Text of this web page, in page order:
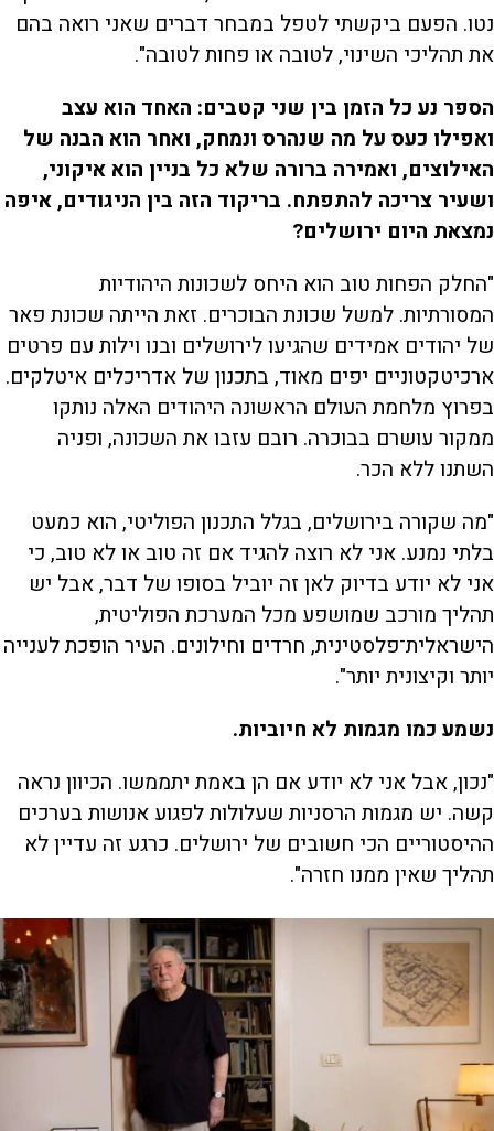
נטו. הפעם ביקשתי לטפל במבחר דברים שאני רואה בהם
את תהליכי השינוי, לטובה או פחות לטובה".
הספר נע כל הזמן בין שני קטבים: האחד הוא עצב
ואפילו כעס על מה שנהרס ונמחק, ואחר הוא הבנה של
האילוצים, ואמירה ברורה שלא כל בניין הוא איקוני,
ושעיר צריכה להתפתח. בריקוד הזה בין הניגודים, איפה
נמצאת היום ירושלים?
"החלק הפחות טוב הוא היחס לשכונות היהודיות
המסורתיות. למשל שכונת הבוכרים. זאת הייתה שכונת פאר
של יהודים אמידים שהגיעו לירושלים ובנו וילות עם פרטים
ארכיטקטוניים יפים מאוד, בתכנון של אדריכלים איטלקים.
בפרוץ מלחמת העולם הראשונה היהודים האלה נותקו
ממקור עושרם בבוכרה. רובם עזבו את השכונה, ופניה
השתנו ללא הכר.
"מה שקורה בירושלים, בגלל התכנון הפוליטי, הוא כמעט
בלתי נמנע. אני לא רוצה להגיד אם זה טוב או לא טוב, כי
אני לא יודע בדיוק לאן זה יוביל בסופו של דבר, אבל יש
תהליך מורכב שמושפע מכל המערכת הפוליטית,
הישראלית־פלסטינית, חרדים וחילונים. העיר הופכת לענייה
יותר וקיצונית יותר".
נשמע כמו מגמות לא חיוביות.
"נכון, אבל אני לא יודע אם הן באמת יתממשו. הכיוון נראה
קשה. יש מגמות הרסניות שעלולות לפגוע אנושות בערכים
ההיסטוריים הכי חשובים של ירושלים. כרגע זה עדיין לא
תהליך שאין ממנו חזרה".